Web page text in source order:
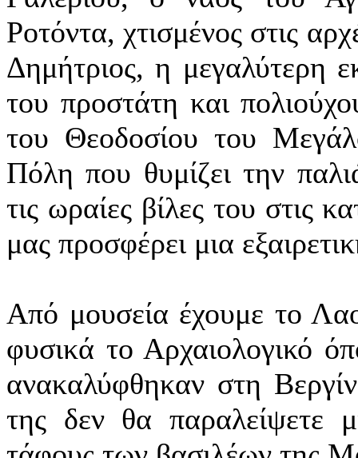
Ροτόντα, χτισμένος στις
Δημήτριος, η μεγαλύτερη
του προστάτη και
του Θεοδοσίου του
Πόλη που θυμίζει την
τις ωραίες βίλες του στις
μας προσφέρει μια
Από μουσεία έχουμε το
φυσικά το Αρχαιολογικό
ανακαλύφθηκαν στη
της δεν θα παραλείψετε